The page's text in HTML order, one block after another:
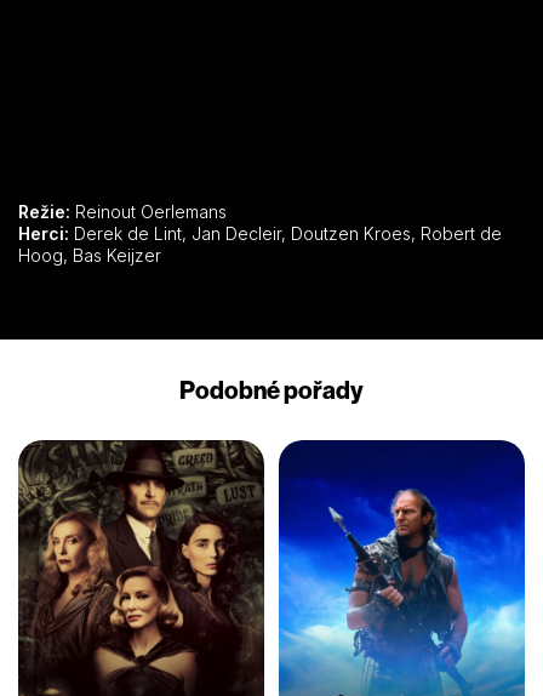
Režie: Reinout Oerlemans
Herci:
Hoog, Bas Keijzer
Podobné pořady